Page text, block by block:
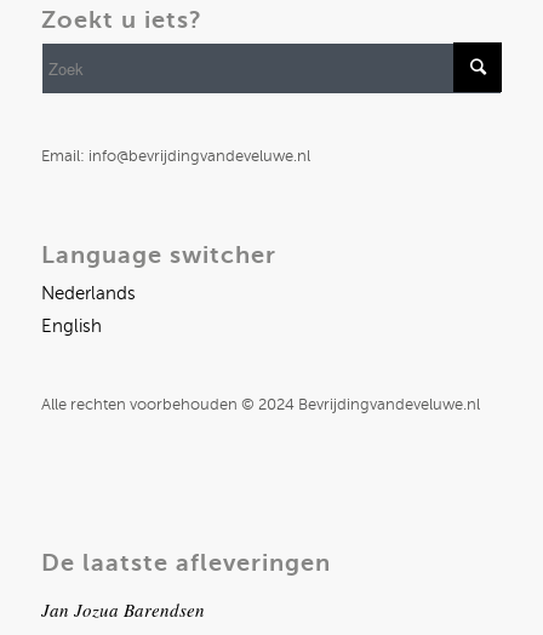
Zoekt u iets?
Email: info@bevrijdingvandeveluwe.nl
Language switcher
Nederlands
English
Alle rechten voorbehouden © 2024 Bevrijdingvandeveluwe.nl
De laatste afleveringen
Jan Jozua Barendsen